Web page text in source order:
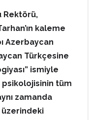
Rektörü,
kaleme
Azerbaycan
Türkçesine
ismiyle
psikolojisinin tüm
zamanda
üzerindeki